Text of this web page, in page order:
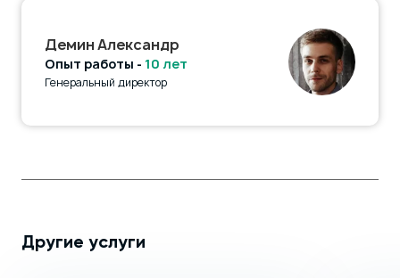
Демин Александр
Опыт работы - 10 лет
Генеральный директор
Другие услуги